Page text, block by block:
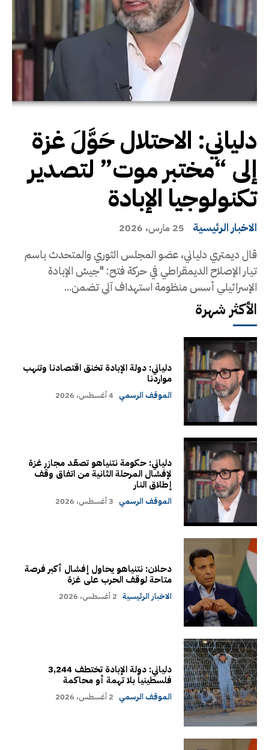
دلياني: الاحتلال حَوَّلَ غزة
إلى “مختبر موت” لتصدير
تكنولوجيا الإبادة
الاخبار الرئيسية 25 مارس، 2026
قال ديمتري دلياني، عضو المجلس الثوري والمتحدث باسم
تيار الإصلاح الديمقراطي في حركة فتح: "جيش الإبادة
الإسرائيلي أسس منظومة استهداف آلي تضمن...
الأكثر شهرة
دلياني: دولة الإبادة تخنق اقتصادنا وتنهب
مواردنا
الموقف الرسمي 4 أغسطس، 2026
دلياني: حكومة نتنياهو تصعّد مجازر غزة
لإفشال المرحلة الثانية من اتفاق وقف
إطلاق النار
الموقف الرسمي 3 أغسطس، 2026
دحلان: نتنياهو يحاول إفشال أكبر فرصة
متاحة لوقف الحرب على غزة
الاخبار الرئيسية 2 أغسطس، 2026
دلياني: دولة الإبادة تختطف 3,244
فلسطينياً بلا تهمة أو محاكمة
الموقف الرسمي 2 أغسطس، 2026